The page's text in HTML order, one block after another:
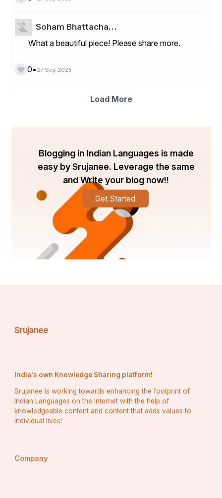
ପରିବାର। ଭିନ୍ନତା ମଧ୍ୟରେ ଏକତା ଖୋଜିବା ହେଉଛି ଏହାର
ଏହି ସୁନ୍ଦର ବିଶ୍ୱକୁ ଜାଣିବା।
ହନୁମାନ ନଗର ଆସ୍କା ରୋଡ଼
ବ୍ରହ୍ମପୁର ଗଞ୍ଜାମ !!
Soham Bhattacha…
What a beautiful piece! Please share more.
0• 27 Sep 2025
Load More
Blogging in Indian Languages is made
easy by Srujanee. Leverage the same
and Write your blog now!!
Get Started
Srujanee
India's own Knowledge Sharing platform!
Srujanee is working towards enhancing the footprint of
Indian Languages on the Internet with the help of
knowledgeable content and content that adds values to
individual lives!
Company